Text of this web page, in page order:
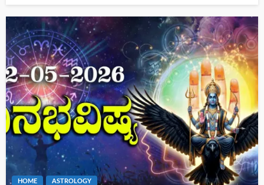
HOME ASTROLOGY